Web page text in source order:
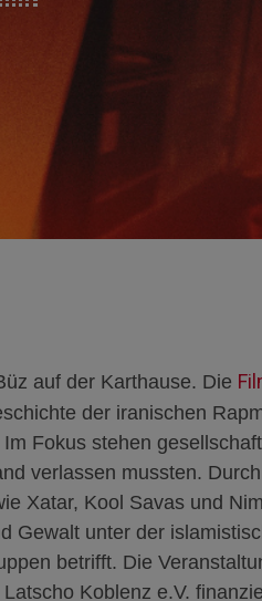
auf der Karthause. Die
der iranischen
Fokus stehen
verlassen mussten.
Xatar, Kool Savas und
Gewalt unter der
betrifft. Die
Koblenz e.V.